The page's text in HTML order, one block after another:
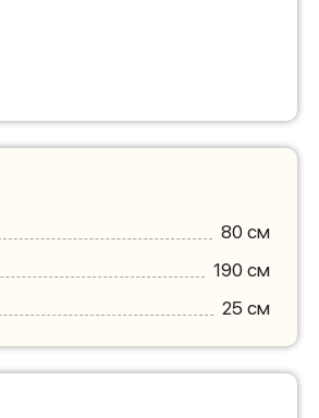
80 см
190 см
25 см